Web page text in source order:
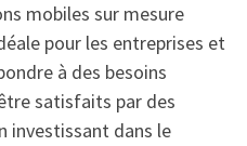
mobiles sur mesure
pour les entreprises et
à des besoins
satisfaits par des
investissant dans le